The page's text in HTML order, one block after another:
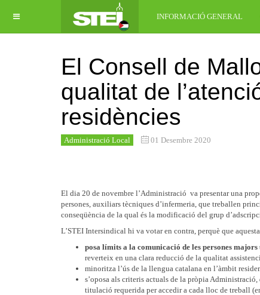
INFORMACIÓ GENERAL
El Consell de
qualitat de
residències
Administració Local 01 Desembre 2020
El dia 20 de novembre l’Administració va presentar una
persones, auxiliars tècniques d’infermeria, que treballen
conseqüència de la qual és la modificació del grup
L’STEI Intersindical hi va votar en contra, perquè que
posa límits a la comunicació de les persones majors
reverteix en una clara reducció de la qualitat
minoritza l’ús de la llengua catalana en l’àmbit
s’oposa als criteris actuals de la pròpia
titulació requerida per accedir a cada lloc de treball